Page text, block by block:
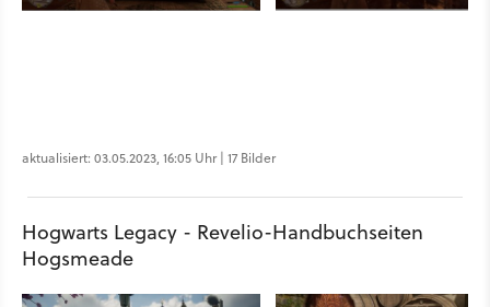
aktualisiert: 03.05.2023, 16:05 Uhr | 17 Bilder
Hogwarts Legacy - Revelio-Handbuchseiten
Hogsmeade